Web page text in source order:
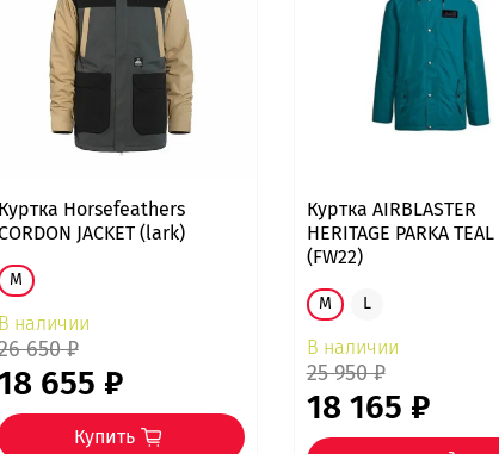
Куртка Horsefeathers
JACKET (lark)
M
В наличии
650 ₽
655 ₽
Купить
Куртка AIRBLASTER
HERITAGE PARKA TEAL
(FW22)
M L
В наличии
25 950 ₽
18 165 ₽